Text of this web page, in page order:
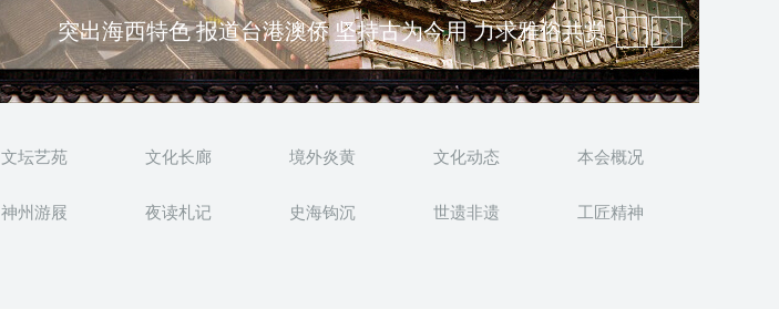
弘扬优秀文化 振奋民族精神 介绍民族瑰宝 宣传中华精英
突出海西特色 报道台港澳侨 坚持古为今用 力求雅俗共赏
文坛艺苑 文化长廊 境外炎黄 文化动态 本会概况
神州游屐 夜读札记 史海钩沉 世遗非遗 工匠精神